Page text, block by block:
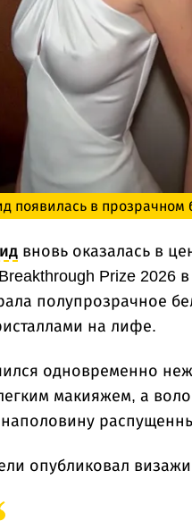
появилась в прозрачном
вновь оказалась в
Prize 2026
полупрозрачное
на лифе.
одновременно
макияжем, а
опубликовал